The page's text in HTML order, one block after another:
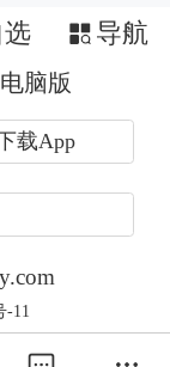
投资者通
权。由于
先配售，
之前买入
权，获得
，投资者
以买卖可
选 导航
电脑版
载App
-11